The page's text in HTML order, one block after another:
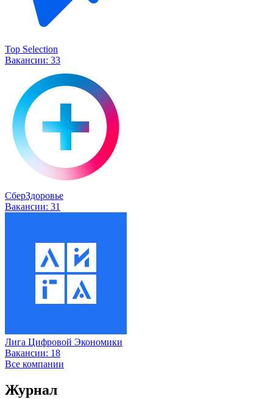
Top Selection
Вакансии: 33
СберЗдоровье
Вакансии: 31
Лига Цифровой Экономики
Вакансии: 18
Все компании
Журнал